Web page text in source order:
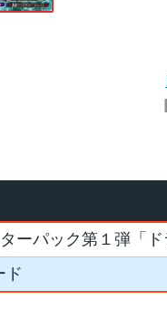
ーパック第１弾「
ド